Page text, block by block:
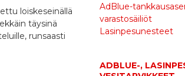
loiskeseinällä
täysinä
runsaasti
AdBlue-
varastosäiliöt
Lasinpesunesteet
ADBLUE-,